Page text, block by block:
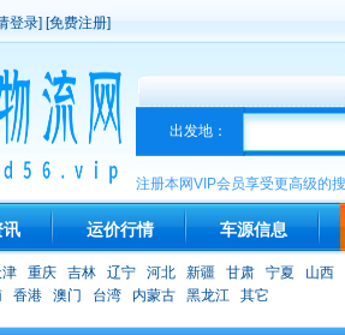
登录] [免费注册]
出发地：
注册本网VIP会员享受更高级的
讯 运价行情 车源信息
津 重庆 吉林 辽宁 河北 新疆 甘肃 宁夏
山西
香港 澳门 台湾 内蒙古 黑龙江 其它